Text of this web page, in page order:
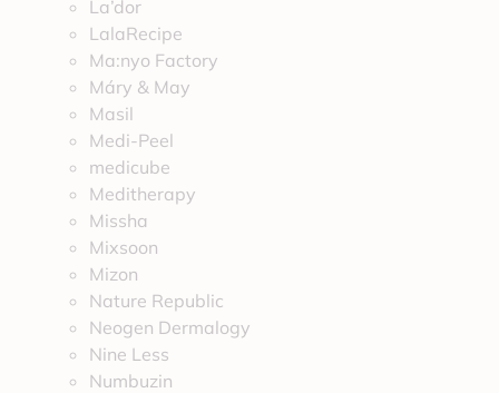
La’dor
LalaRecipe
Ma:nyo Factory
Máry & May
Masil
Medi-Peel
medicube
Meditherapy
Missha
Mixsoon
Mizon
Nature Republic
Neogen Dermalogy
Nine Less
Numbuzin